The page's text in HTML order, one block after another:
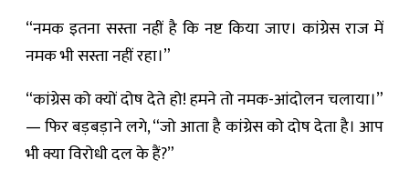
“नमक इतना सस्ता नहीं है कि नष्ट किया जाए। कांग्रेस राज में
नमक भी सस्ता नहीं रहा।”
“कांग्रेस को क्यों दोष देते हो! हमने तो नमक-आंदोलन चलाया।”
— फिर बड़बड़ाने लगे, “जो आता है कांग्रेस को दोष देता है। आप
भी क्या विरोधी दल के हैं?”